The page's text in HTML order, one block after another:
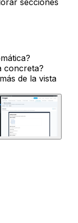
secciones
concreta?
de la vista